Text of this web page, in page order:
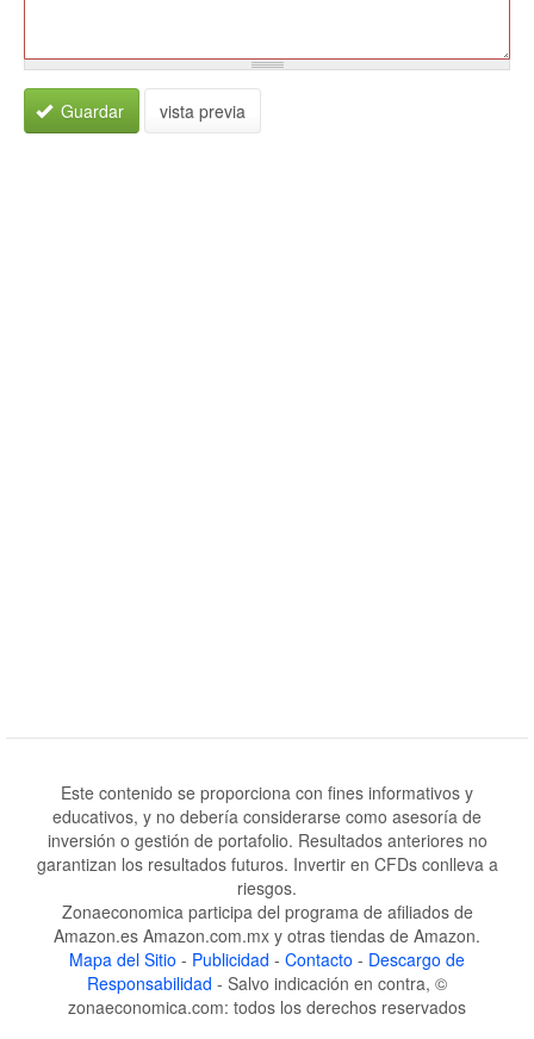
Guardar vista previa
Este contenido se proporciona con fines informativos y
educativos, y no debería considerarse como asesoría de
inversión o gestión de portafolio. Resultados anteriores no
garantizan los resultados futuros. Invertir en CFDs conlleva a
riesgos.
Zonaeconomica participa del programa de afiliados de
Amazon.es Amazon.com.mx y otras tiendas de Amazon.
Mapa del Sitio - Publicidad - Contacto - Descargo de
Responsabilidad - Salvo indicación en contra, ©
zonaeconomica.com: todos los derechos reservados